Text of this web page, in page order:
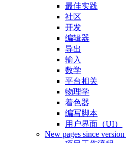
最佳实践
社区
开发
编辑器
导出
输入
数学
平台相关
物理学
着色器
编写脚本
用户界面（UI）
New pages since version